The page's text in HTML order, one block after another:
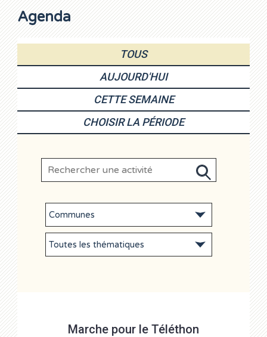
Contacts
Agenda
TOUS
AUJOURD'HUI
CETTE SEMAINE
CHOISIR LA PÉRIODE
Marche pour le Téléthon